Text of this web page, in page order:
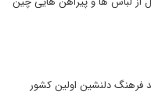
فرهنگ دلنشین اولین کشور